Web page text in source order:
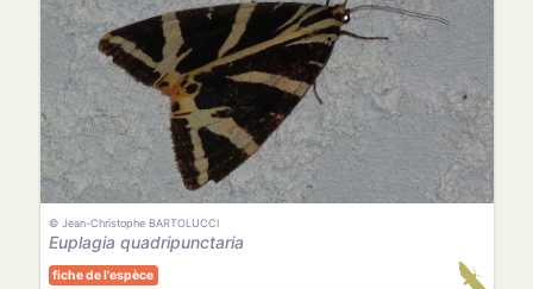
© Jean-Christophe BARTOLUCCI
Euplagia quadripunctaria
fiche de l'espèce